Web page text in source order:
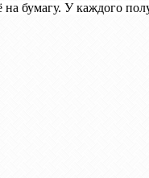
бумагу. У каждого